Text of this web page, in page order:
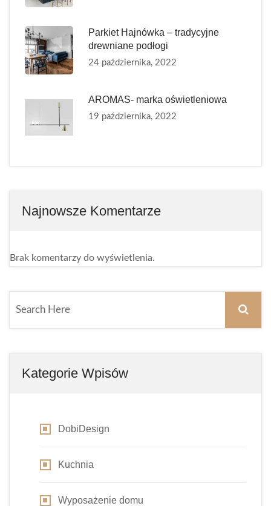
Parkiet Hajnówka – tradycyjne
drewniane podłogi
24 października, 2022
AROMAS- marka oświetleniowa
19 października, 2022
Najnowsze Komentarze
Brak komentarzy do wyświetlenia.
Kategorie Wpisów
DobiDesign
Kuchnia
Wyposażenie domu